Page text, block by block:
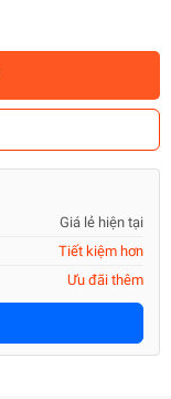
Giá lẻ hiện tại
Tiết kiệm hơn
Ưu đãi thêm